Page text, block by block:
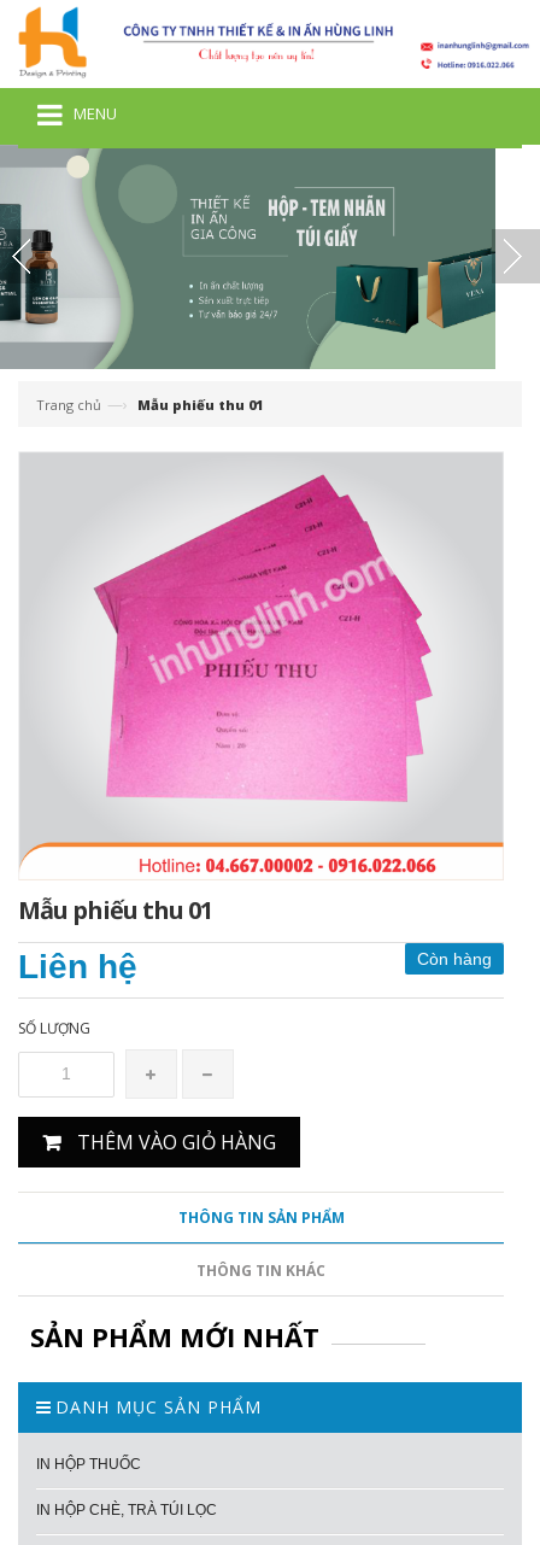
MENU
Trang chủ —› Mẫu phiếu thu 01
Mẫu phiếu thu 01
Còn hàng
Liên hệ
SỐ LƯỢNG
THÊM VÀO GIỎ HÀNG
THÔNG TIN SẢN PHẨM
THÔNG TIN KHÁC
SẢN PHẨM MỚI NHẤT
DANH MỤC SẢN PHẨM
IN HỘP THUỐC
IN HỘP CHÈ, TRÀ TÚI LỌC